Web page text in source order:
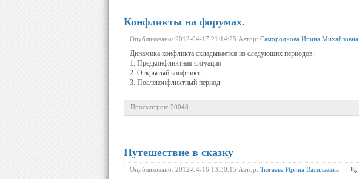
Конфликты на форумах.
Опубликовано: 2012-04-17 21:14:25 Автор: Самороднова Ирина Михайловна
Динамика конфликта складывается из следующих периодов:
1. Предконфликтная ситуация
2. Открытый конфликт
3. Послеконфликтный период.
Просмотров: 20048
Путешествие в сказку
Опубликовано: 2012-04-16 13:30:15 Автор: Тюгаева Ирина Васильевна